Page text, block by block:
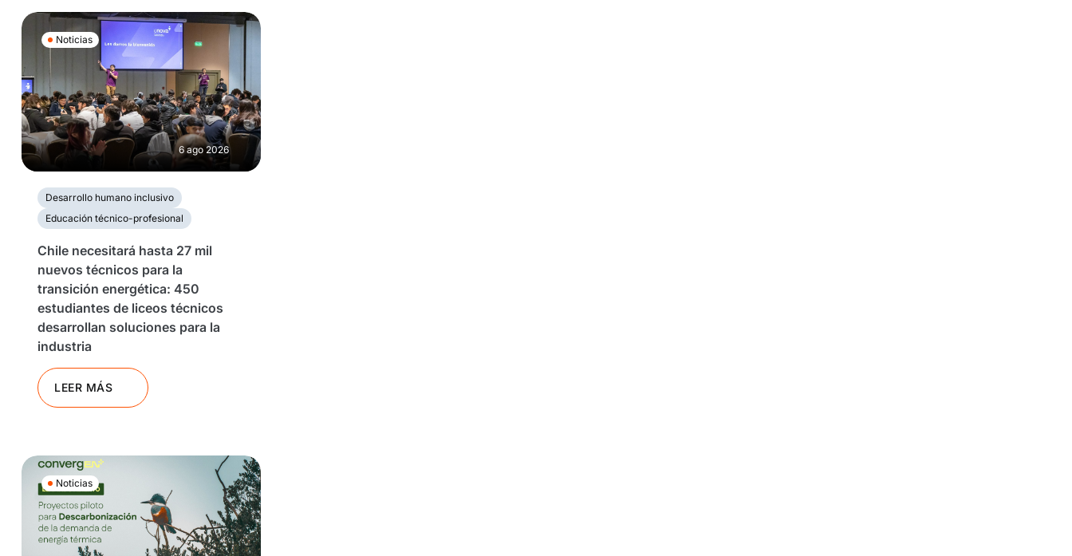
Noticias
6 ago 2026
Desarrollo humano inclusivo
Educación técnico-profesional
Chile necesitará hasta 27 mil
nuevos técnicos para la
transición energética: 450
estudiantes de liceos técnicos
desarrollan soluciones para la
industria
LEER MÁS
Noticias